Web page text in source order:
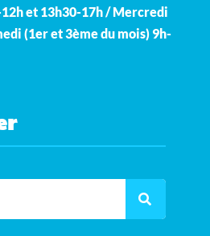
et 13h30-17h / Mercredi
(1er et 3ème du mois) 9h-